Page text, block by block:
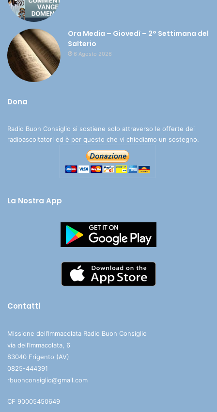
Ora Media – Giovedì – 2° Settimana del
Salterio
6 Agosto 2026
Dona
Radio Buon Consiglio si sostiene solo attraverso le offerte dei
radioascoltatori ed è per questo che vi chiediamo un sostegno.
La Nostra App
Contatti
Missione dell’Immacolata Radio Buon Consiglio
via dell’Immacolata, 6
83040 Frigento (AV)
0825-444391
rbuonconsiglio@gmail.com
CF 90005450649